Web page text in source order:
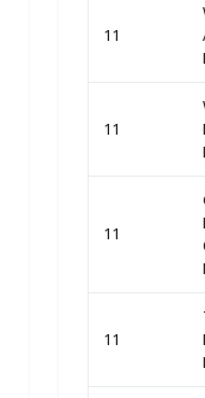
11
11
11
11